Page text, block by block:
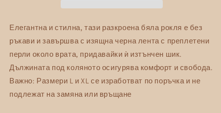
перли
врата
AGGATA
перли
врата
AGGATA
Елегантна и стилна, тази разкроена бяла рокля е без
ръкави и завършва с изящна черна лента с преплетени
перли около врата, придавайки ѝ изтънчен шик.
Дължината под коляното осигурява комфорт и свобода.
Важно: Размери L и XL се изработват по поръчка и не
подлежат на замяна или връщане